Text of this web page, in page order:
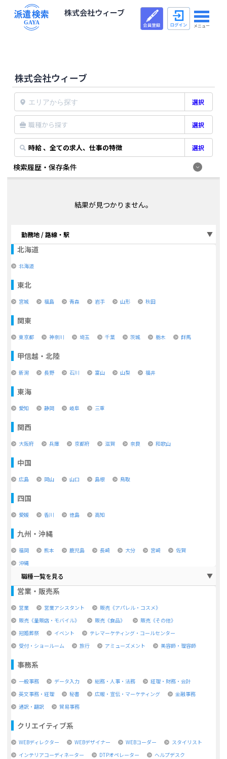
株式会社ウィーブ
メニュー
株式会社ウィーブ
選択
職種から探す 選択
時給 、全ての求人、仕事の特徴 選択
検索履歴・保存条件
結果が見つかりません。
勤務地 / 路線・駅
北海道
北海道
東北
宮城 福島 青森 岩手 山形 秋田
関東
東京都 神奈川 埼玉 千葉 茨城 栃木 群馬
甲信越・北陸
新潟 長野 石川 富山 山梨 福井
東海
愛知 静岡 岐阜 三重
関西
大阪府 兵庫 京都府 滋賀 奈良 和歌山
中国
広島 岡山 山口 島根 鳥取
四国
愛媛 香川 徳島 高知
九州・沖縄
福岡 熊本 鹿児島 長崎 大分 宮崎
佐賀
沖縄
職種一覧を見る
営業・販売系
営業 営業アシスタント
販売《アパレル・コスメ》
販売《量販店・モバイル》
販売《食品》
販売《その他》
冠婚葬祭
イベント
テレマーケティング・コールセンター
受付・ショールーム
旅行 アミューズメント 美容師・理容師
事務系
一般事務 データ入力 総務・人事・法務
経理・財務・会計
英文事務・経理
秘書 広報・宣伝・マーケティング
金融事務
通訳・翻訳
貿易事務
クリエイティブ系
WEBディレクター WEBデザイナー WEBコーダー
スタイリスト
インテリアコーディネーター
DTPオペレーター ヘルプデスク